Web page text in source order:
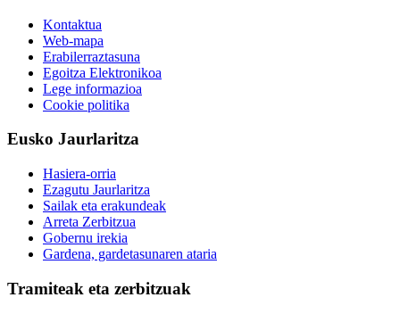
Kontaktua
Web-mapa
Erabilerraztasuna
Egoitza Elektronikoa
Lege informazioa
Cookie politika
Eusko Jaurlaritza
Hasiera-orria
Ezagutu Jaurlaritza
Sailak eta erakundeak
Arreta Zerbitzua
Gobernu irekia
Gardena, gardetasunaren ataria
Tramiteak eta zerbitzuak